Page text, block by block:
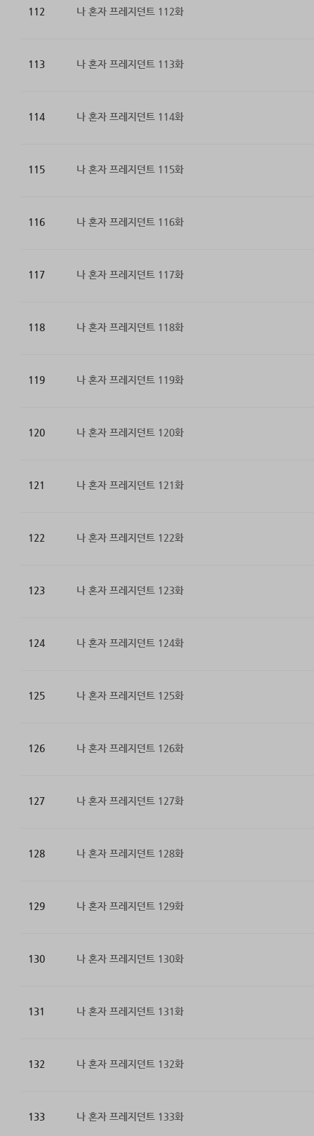
112 나 혼자 프레지던트 112화
113 나 혼자 프레지던트 113화
114 나 혼자 프레지던트 114화
115 나 혼자 프레지던트 115화
116 나 혼자 프레지던트 116화
117 나 혼자 프레지던트 117화
118 나 혼자 프레지던트 118화
119 나 혼자 프레지던트 119화
120 나 혼자 프레지던트 120화
121 나 혼자 프레지던트 121화
122 나 혼자 프레지던트 122화
123 나 혼자 프레지던트 123화
124 나 혼자 프레지던트 124화
125 나 혼자 프레지던트 125화
126 나 혼자 프레지던트 126화
127 나 혼자 프레지던트 127화
128 나 혼자 프레지던트 128화
129 나 혼자 프레지던트 129화
130 나 혼자 프레지던트 130화
131 나 혼자 프레지던트 131화
132 나 혼자 프레지던트 132화
133 나 혼자 프레지던트 133화